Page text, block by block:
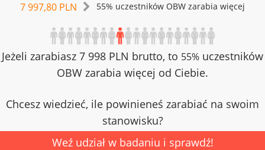
7 997,80 PLN 55% uczestników OBW zarabia więcej
Jeżeli zarabiasz 7 998 PLN brutto, to 55% uczestników
OBW zarabia więcej od Ciebie.
Chcesz wiedzieć, ile powinieneś zarabiać na swoim
stanowisku?
Weź udział w badaniu i sprawdź!